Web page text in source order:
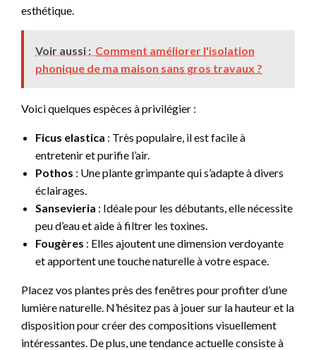
esthétique.
Voir aussi : Comment améliorer l'isolation
phonique de ma maison sans gros travaux ?
Voici quelques espèces à privilégier :
Ficus elastica : Très populaire, il est facile à
entretenir et purifie l’air.
Pothos : Une plante grimpante qui s’adapte à divers
éclairages.
Sansevieria : Idéale pour les débutants, elle nécessite
peu d’eau et aide à filtrer les toxines.
Fougères : Elles ajoutent une dimension verdoyante
et apportent une touche naturelle à votre espace.
Placez vos plantes près des fenêtres pour profiter d’une
lumière naturelle. N’hésitez pas à jouer sur la hauteur et la
disposition pour créer des compositions visuellement
intéressantes. De plus, une tendance actuelle consiste à